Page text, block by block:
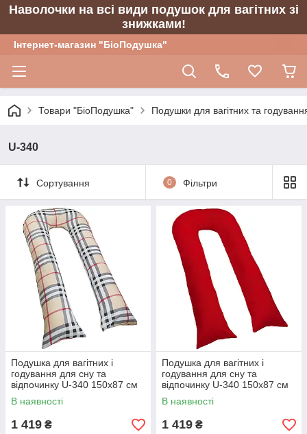
Наволочки на всі види подушок для вагітних зі
знижками!
Інтернет-магазин "БіоПодушка"
Товари "БіоПодушка" Подушки для вагітних та
U-340
Сортування 0 Фільтри
Подушка для вагітних і
годування для сну та
відпочинку U-340 150х87 см
Клітинка
В наявності
1 419 ₴
Подушка для вагітних і
годування для сну та
відпочинку U-340 150х87 см
Червона
В наявності
1 419 ₴